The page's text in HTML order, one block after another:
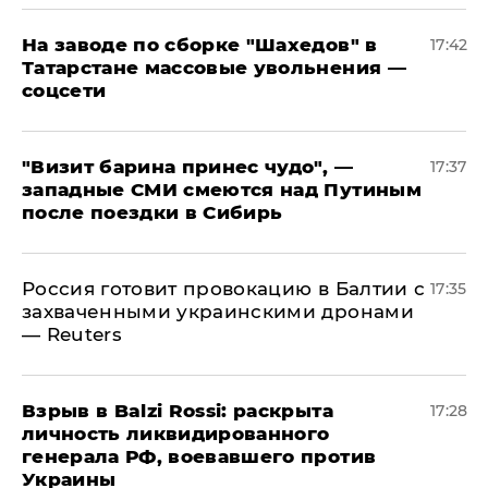
На заводе по сборке "Шахедов" в
Татарстане массовые увольнения —
соцсети
17:42
"Визит барина принес чудо", —
западные СМИ смеются над Путиным
после поездки в Сибирь
17:37
​Россия готовит провокацию в Балтии с
захваченными украинскими дронами
— Reuters
17:35
​Взрыв в Balzi Rossi: раскрыта
личность ликвидированного
генерала РФ, воевавшего против
Украины
17:28